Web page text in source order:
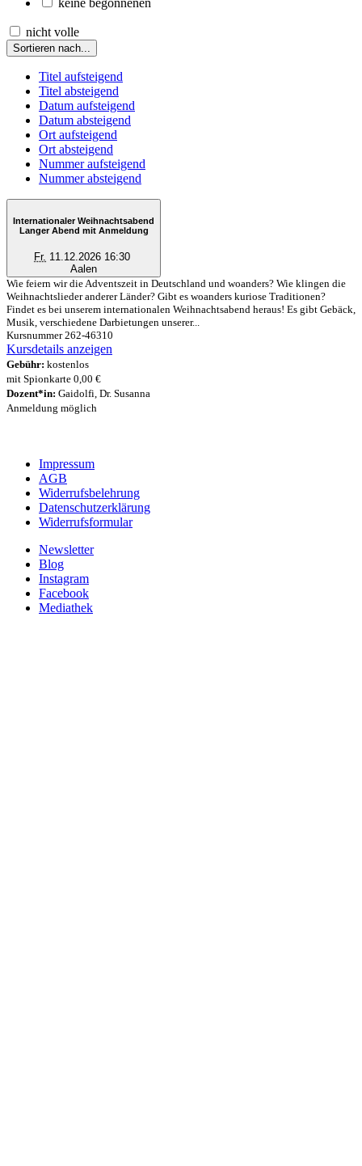
nicht volle
Sortieren nach...
Titel aufsteigend
Titel absteigend
Datum aufsteigend
Datum absteigend
Ort aufsteigend
Ort absteigend
Nummer aufsteigend
Nummer absteigend
Internationaler Weihnachtsabend
Langer Abend mit Anmeldung
Fr. 11.12.2026 16:30
Aalen
Wie feiern wir die Adventszeit in Deutschland und woanders? Wie klingen die
Weihnachtslieder anderer Länder? Gibt es woanders kuriose Traditionen?
Findet es bei unserem internationalen Weihnachtsabend heraus! Es gibt Gebäck,
Musik, verschiedene Darbietungen unserer...
Kursnummer 262-46310
Kursdetails anzeigen
Gebühr: kostenlos
mit Spionkarte 0,00 €
Dozent*in: Gaidolfi, Dr. Susanna
Anmeldung möglich
Impressum
AGB
Widerrufsbelehrung
Datenschutzerklärung
Widerrufsformular
Newsletter
Blog
Instagram
Facebook
Mediathek